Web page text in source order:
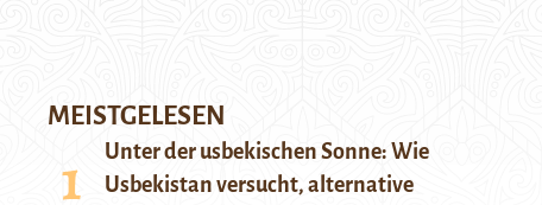
MEISTGELESEN
Unter der usbekischen Sonne: Wie
Usbekistan versucht, alternative